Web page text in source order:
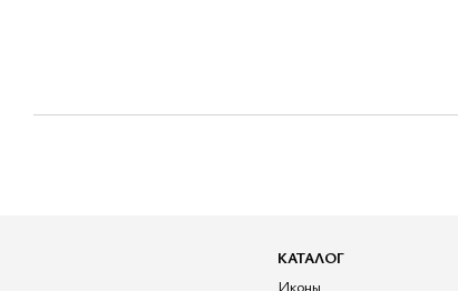
КАТАЛОГ
Иконы